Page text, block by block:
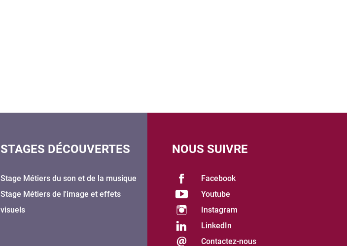
STAGES DÉCOUVERTES
Stage Métiers du son et de la musique
Stage Métiers de l'image et effets
visuels
NOUS SUIVRE
Facebook
Youtube
Instagram
LinkedIn
Contactez-nous